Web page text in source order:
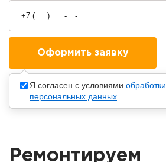
Ремонтируем
Я согласен с условиями обработки
персональных данных